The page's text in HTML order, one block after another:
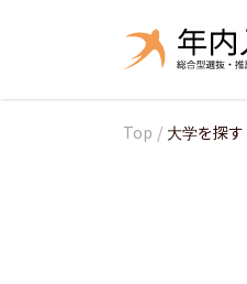
Top / 大学を探す